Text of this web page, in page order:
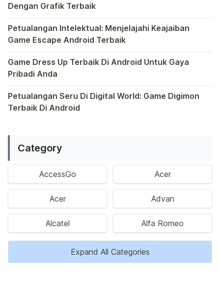
Dengan Grafik Terbaik
Semakin berkembangnya teknologi di era digital saat ini,
Petualangan Intelektual: Menjelajahi Keajaiban
Game Escape Android Terbaik
Dalam dunia game Android, genre escape telah mencuri
Game Dress Up Terbaik Di Android Untuk Gaya
Pribadi Anda
Saat ini, platform Android telah menjadi wadah kreativitas
Petualangan Seru Di Digital World: Game Digimon
Terbaik Di Android
Category
AccessGo Acer
Acer Advan
Alcatel Alfa Romeo
Expand All Categories